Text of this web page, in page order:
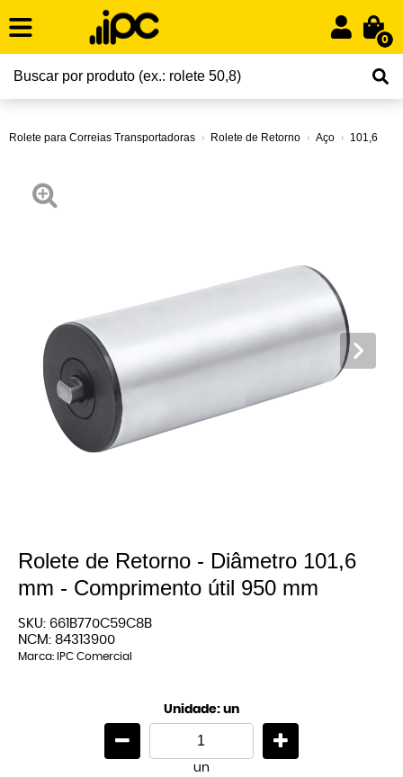
0
Rolete para Correias Transportadoras Rolete de Retorno Aço 101,6
Rolete de Retorno - Diâmetro 101,6
mm - Comprimento útil 950 mm
SKU: 661B770C59C8B
NCM: 84313900
Marca: IPC Comercial
Unidade: un
un